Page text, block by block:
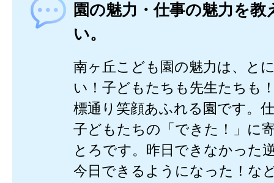
園の魅力・仕事の魅力を教
い。
南ヶ丘こども園の魅力は、と
い！子どもたちも先生たちも
標通り笑顔あふれる園です。
子どもたちの「できた！」に
とろです。昨日できなかった
今日できるようになった！な